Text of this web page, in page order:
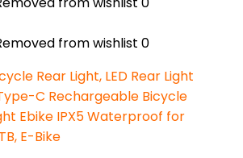
from wishlist 0